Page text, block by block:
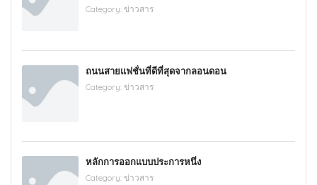
Category: ข่าวสาร
ถนนสายแฟชั่นที่ดีที่สุดจากลอนดอน
Category: ข่าวสาร
หลักการออกแบบประการหนึ่ง
Category: ข่าวสาร